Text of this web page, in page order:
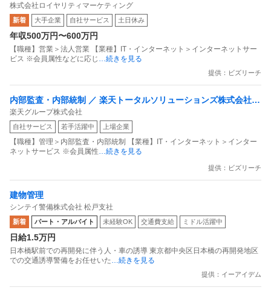
内最大級の共通ポイントサービスを展開／無駄のない消費社会を
目指すデータマーケティングカンパニー」
株式会社ロイヤリティマーケティング
新着 大手企業 自社サービス 土日休み
年収500万円〜600万円
【職種】営業＞法人営業 【業種】IT・インターネット＞インターネットサー
ビス ※会員属性などに応じ
…続きを見る
提供：ビズリーチ
内部監査・内部統制 ／ 楽天トータルソリューションズ株式会社
戦略事業コンプライアンス支援部 業務統制支援課：ショップコン
プライアンス推進担当（SBCSD）
楽天グループ株式会社
自社サービス 若手活躍中 上場企業
【職種】管理＞内部監査・内部統制 【業種】IT・インターネット＞インター
ネットサービス ※会員属性 …続きを見る
提供：ビズリーチ
建物管理
シンテイ警備株式会社 松戸支社
新着 パート・アルバイト 未経験OK 交通費支給 ミドル活躍中
日給1.5万円
日本橋駅前での再開発に伴う人・車の誘導 東京都中央区日本橋の再開発地区
での交通誘導警備をお任せいた …続きを見る
提供：イーアイデム